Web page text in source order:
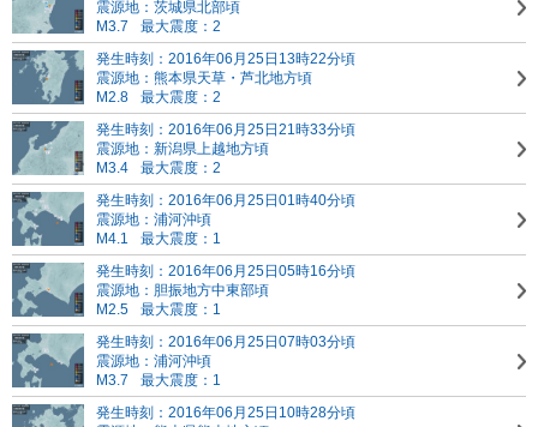
震源地：茨城県北部頃
M3.7
最大震度：2
発生時刻：2016年06月25日13時22分頃
震源地：熊本県天草・芦北地方頃
M2.8
最大震度：2
発生時刻：2016年06月25日21時33分頃
震源地：新潟県上越地方頃
M3.4
最大震度：2
発生時刻：2016年06月25日01時40分頃
震源地：浦河沖頃
M4.1
最大震度：1
発生時刻：2016年06月25日05時16分頃
震源地：胆振地方中東部頃
M2.5
最大震度：1
発生時刻：2016年06月25日07時03分頃
震源地：浦河沖頃
M3.7
最大震度：1
発生時刻：2016年06月25日10時28分頃